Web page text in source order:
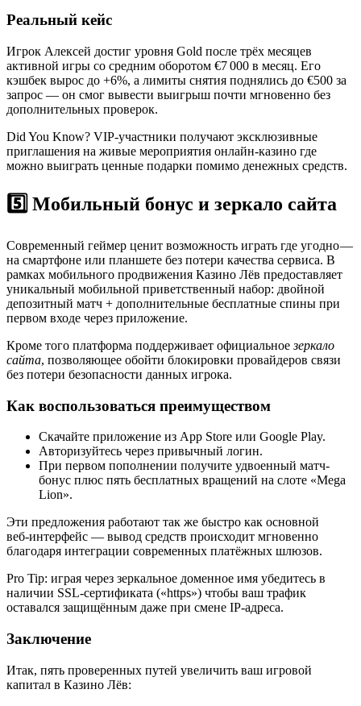
Реальный кейс
Игрок Алексей достиг уровня Gold после трёх месяцев
активной игры со средним оборотом €7 000 в месяц. Его
кэшбек вырос до +6%, а лимиты снятия поднялись до €500 за
запрос — он смог вывести выигрыш почти мгновенно без
дополнительных проверок.
Did You Know? VIP‑участники получают эксклюзивные
приглашения на живые мероприятия онлайн‑казино где
можно выиграть ценные подарки помимо денежных средств.
5️⃣ Мобильный бонус и зеркало сайта
Современный геймер ценит возможность играть где угодно —
на смартфоне или планшете без потери качества сервиса. В
рамках мобильного продвижения Казино Лёв предоставляет
уникальный мобильно­й приветственный набор: двойной
депозитный матч + дополнительные бесплатные спины при
первом входе через приложение.
Кроме того платформа поддерживает официальноезеркало
сайта, позволяющее обойти блокировки провайдеров связи
без потери безопасности данных игрока.
Как воспользоваться преимуществом
Скачайте приложение из App Store или Google Play.
Авторизуйтесь через привычный логин.
При первом пополнении получите удвоенный матч-
бонус плюс пять бесплатных вращений на слоте «Mega
Lion».
Эти предложения работают так же быстро как основной
веб‑интерфейс — вывод средств происходит мгновенно
благодаря интеграции современных платёжных шлюзов.
Pro Tip: играя через зеркальное доменное имя убедитесь в
наличии SSL‑сертификата («https») чтобы ваш трафик
оставался защищённым даже при смене IP‑адреса.
Заключение
Итак, пять проверенных путей увеличить ваш игровой
капитал в Казино Лёв: